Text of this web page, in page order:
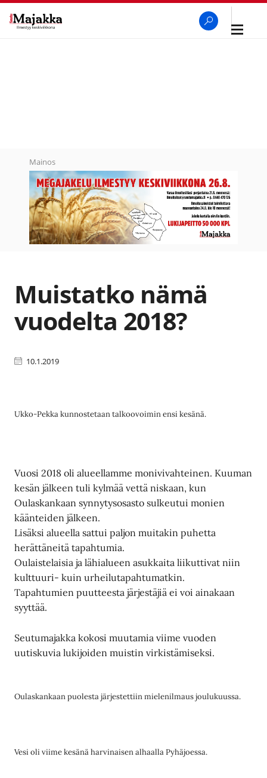
Avaa
Mainos
Muistatko nämä
vuodelta 2018?
10.1.2019
Ukko-Pekka kunnostetaan talkoovoimin ensi kesänä.
Vuosi 2018 oli alueellamme monivivahteinen. Kuuman
kesän jälkeen tuli kylmää vettä niskaan, kun
Oulaskankaan synnytysosasto sulkeutui monien
käänteiden jälkeen.
Lisäksi alueella sattui paljon muitakin puhetta
herättäneitä tapahtumia.
Oulaistelaisia ja lähialueen asukkaita liikuttivat niin
kulttuuri- kuin urheilutapahtumatkin.
Tapahtumien puutteesta järjestäjiä ei voi ainakaan
syyttää.
Seutumajakka kokosi muutamia viime vuoden
uutiskuvia lukijoiden muistin virkistämiseksi.
Oulaskankaan puolesta järjestettiin mielenilmaus joulukuussa.
Vesi oli viime kesänä harvinaisen alhaalla Pyhäjoessa.